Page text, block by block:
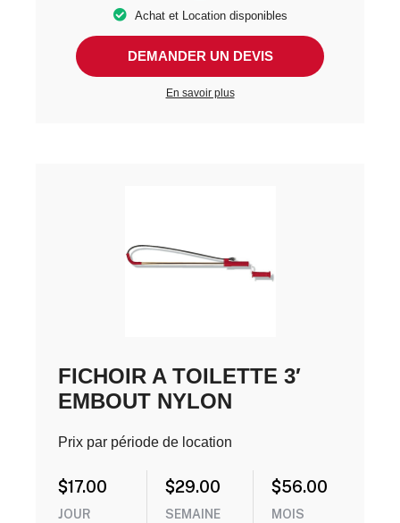
Achat et Location disponibles
DEMANDER UN DEVIS
En savoir plus
FICHOIR A TOILETTE 3′
EMBOUT NYLON
Prix par période de location
$17.00
JOUR
$29.00
SEMAINE
$56.00
MOIS